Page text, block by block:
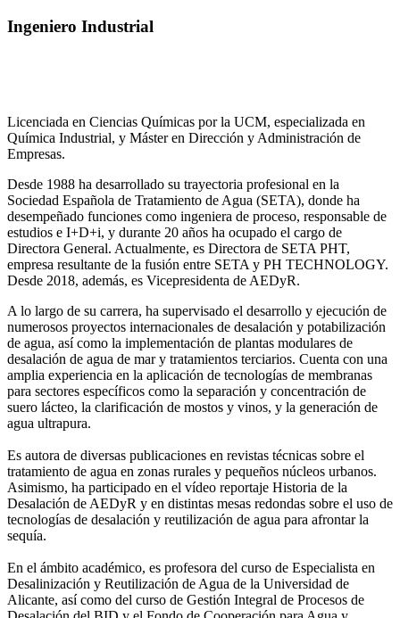
Ingeniero Industrial
Licenciada en Ciencias Químicas por la UCM, especializada en
Química Industrial, y Máster en Dirección y Administración de
Empresas.
Desde 1988 ha desarrollado su trayectoria profesional en la
Sociedad Española de Tratamiento de Agua (SETA), donde ha
desempeñado funciones como ingeniera de proceso, responsable de
estudios e I+D+i, y durante 20 años ha ocupado el cargo de
Directora General. Actualmente, es Directora de SETA PHT,
empresa resultante de la fusión entre SETA y PH TECHNOLOGY.
Desde 2018, además, es Vicepresidenta de AEDyR.
A lo largo de su carrera, ha supervisado el desarrollo y ejecución de
numerosos proyectos internacionales de desalación y potabilización
de agua, así como la implementación de plantas modulares de
desalación de agua de mar y tratamientos terciarios. Cuenta con una
amplia experiencia en la aplicación de tecnologías de membranas
para sectores específicos como la separación y concentración de
suero lácteo, la clarificación de mostos y vinos, y la generación de
agua ultrapura.
Es autora de diversas publicaciones en revistas técnicas sobre el
tratamiento de agua en zonas rurales y pequeños núcleos urbanos.
Asimismo, ha participado en el vídeo reportaje Historia de la
Desalación de AEDyR y en distintas mesas redondas sobre el uso de
tecnologías de desalación y reutilización de agua para afrontar la
sequía.
En el ámbito académico, es profesora del curso de Especialista en
Desalinización y Reutilización de Agua de la Universidad de
Alicante, así como del curso de Gestión Integral de Procesos de